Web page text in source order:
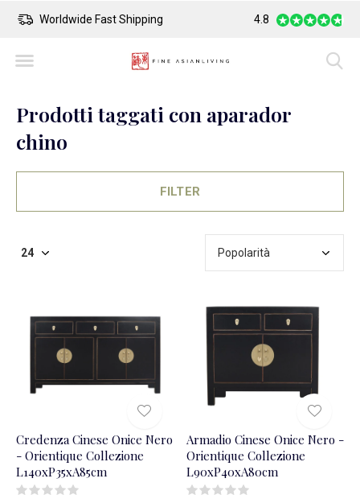
Safe Payment Largest Collection
4.8
Prodotti taggati con aparador
chino
FILTER
Credenza Cinese Onice Nero
- Orientique Collezione
L140xP35xA85cm
Armadio Cinese Onice Nero -
Orientique Collezione
L90xP40xA80cm